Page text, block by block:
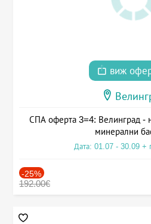
виж
СПА оферта 3=4: Велинград -
минерални
Дата: 01.07 - 30.09 +
-25%
192.00€